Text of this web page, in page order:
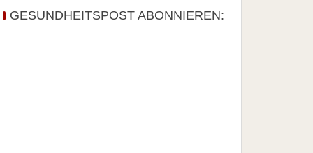
GESUNDHEITSPOST ABONNIEREN: